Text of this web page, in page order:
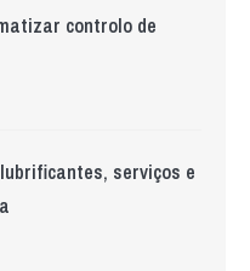
controlo de
serviços e